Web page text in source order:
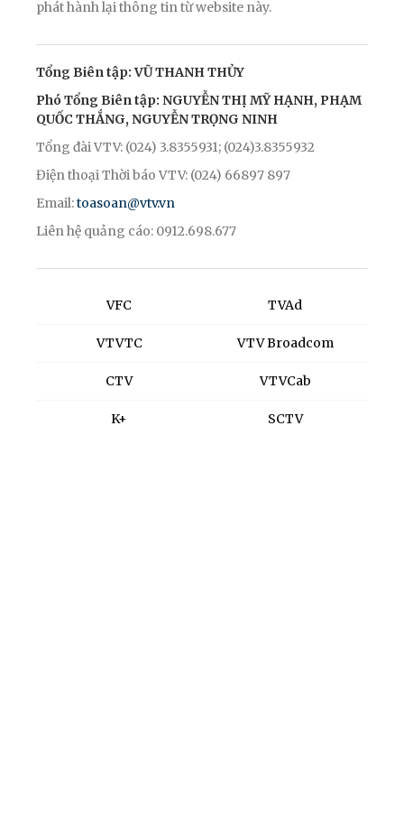
phát hành lại thông tin từ website này.
Tổng Biên tập: VŨ THANH THỦY
Phó Tổng Biên tập: NGUYỄN THỊ MỸ HẠNH, PHẠM
QUỐC THẮNG, NGUYỄN TRỌNG NINH
Tổng đài VTV: (024) 3.8355931; (024)3.8355932
Điện thoại Thời báo VTV: (024) 66897 897
Email:toasoan@vtv.vn
Liên hệ quảng cáo: 0912.698.677
VFC
VTVTC
CTV
K+
TVAd
VTV Broadcom
VTVCab
SCTV